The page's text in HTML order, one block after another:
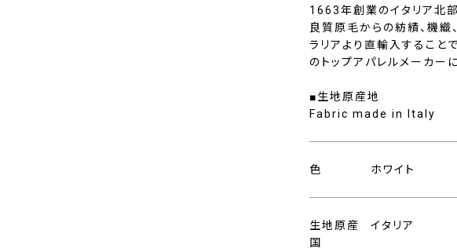
1663年創業のイタリア北
良質原毛からの紡績、機織
ラリアより直輸入すること
のトップアパレルメーカー
■生地原産地
Fabric made in Italy
色 ホワイト
生地原産
国
イタリア